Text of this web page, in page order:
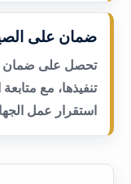
ضمان على
تحصل على ضمان
تنفيذها، مع
استقرار عمل